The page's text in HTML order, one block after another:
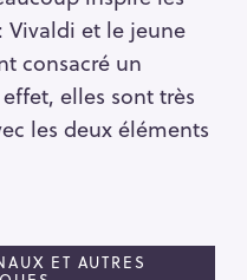
Vivaldi et le jeune
consacré un
elles sont très
les deux éléments
ET AUTRES